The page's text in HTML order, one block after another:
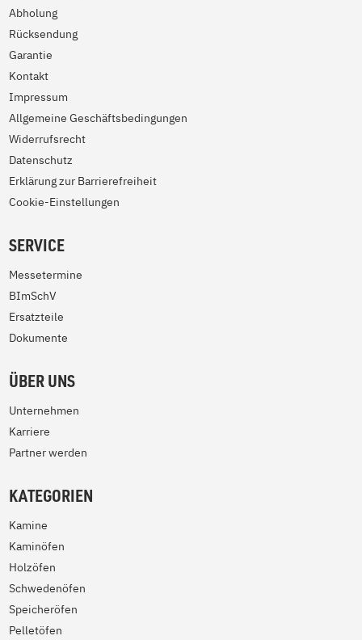
Abholung
Rücksendung
Garantie
Kontakt
Impressum
Allgemeine Geschäftsbedingungen
Widerrufsrecht
Datenschutz
Erklärung zur Barrierefreiheit
Cookie-Einstellungen
SERVICE
Messetermine
BImSchV
Ersatzteile
Dokumente
ÜBER UNS
Unternehmen
Karriere
Partner werden
KATEGORIEN
Kamine
Kaminöfen
Holzöfen
Schwedenöfen
Speicheröfen
Pelletöfen